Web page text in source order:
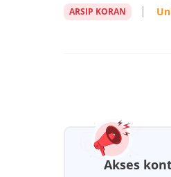
ARSIP KORAN
Akses